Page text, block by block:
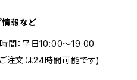
情報など
間：平日10:00～19:00
ご注文は24時間可能です)